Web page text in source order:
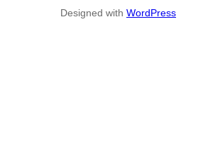
Designed with WordPress